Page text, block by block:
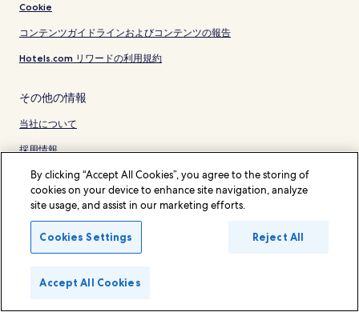
Cookie
コンテンツガイドラインおよびコンテンツの報告
Hotels.com リワードの利用規約
その他の情報
当社について
採用情報
旅行ガイド
Hotels.com リワード
* 一部のホテルは、チェックイン日の 24 時間以上前までにキャンセルするこ
とを条件としています。詳細はウェブサイトでご覧ください。
録商標です。
By clicking “Accept All Cookies”, you agree to the storing of
cookies on your device to enhance site navigation, analyze
site usage, and assist in our marketing efforts.
Cookies Settings Reject All
Accept All Cookies